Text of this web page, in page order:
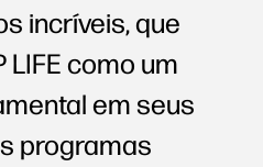
incríveis, que
LIFE como um
em seus
programas